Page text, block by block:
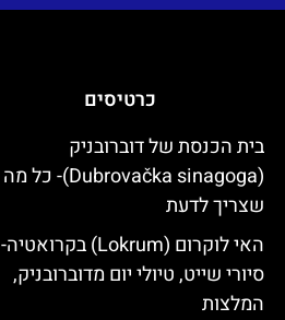
כרטיסים
בית הכנסת של דוברובניק
(Dubrovačka sinagoga)- כל מה
שצריך לדעת
האי לוקרום (Lokrum) בקרואטיה-
סיורי שייט, טיולי יום מדוברובניק,
המלצות